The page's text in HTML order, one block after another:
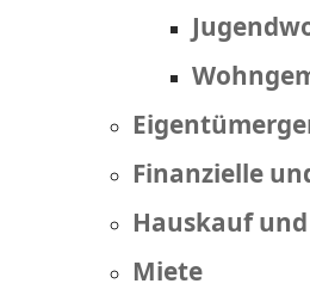
Finanzielle
Hauskauf
Miete